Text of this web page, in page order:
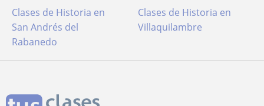
Clases de Historia en
San Andrés del
Rabanedo
Clases de Historia en
Villaquilambre